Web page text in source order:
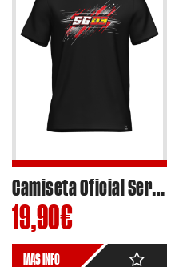
Camiseta Oficial Sergio Garcia Dols #03 Moto2 2024 – Ref.SG2401
19,90€
MÁS INFO